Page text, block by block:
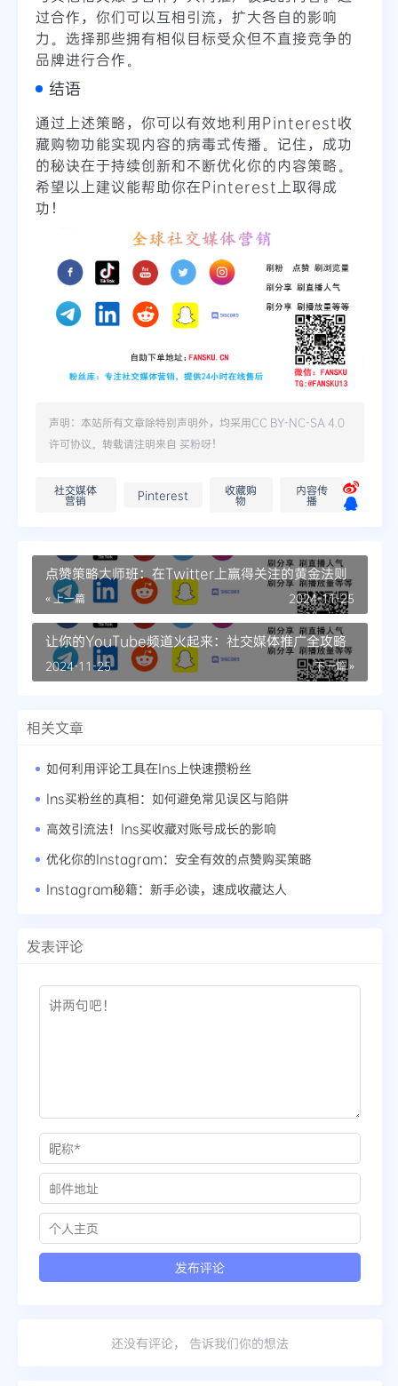
过合作，你们可以互相引流，扩大各自的影响
力。选择那些拥有相似目标受众但不直接竞争的
品牌进行合作。
结语
通过上述策略，你可以有效地利用Pinterest收
藏购物功能实现内容的病毒式传播。记住，成功
的秘诀在于持续创新和不断优化你的内容策略。
希望以上建议能帮助你在Pinterest上取得成
功！
声明：本站所有文章除特别声明外，均采用CC BY-NC-SA 4.0
许可协议。转载请注明来自 买粉呀！
社交媒体
营销 Pinterest 收藏购
物
内容传
播
点赞策略大师班：在Twitter上赢得关注的黄金法则
« 上一篇 2024-11-25
让你的YouTube频道火起来：社交媒体推广全攻略
下一篇 »
2024-11-25
相关文章
如何利用评论工具在Ins上快速攒粉丝
Ins买粉丝的真相：如何避免常见误区与陷阱
高效引流法！Ins买收藏对账号成长的影响
优化你的Instagram：安全有效的点赞购买策略
Instagram秘籍：新手必读，速成收藏达人
发表评论
还没有评论， 告诉我们你的想法